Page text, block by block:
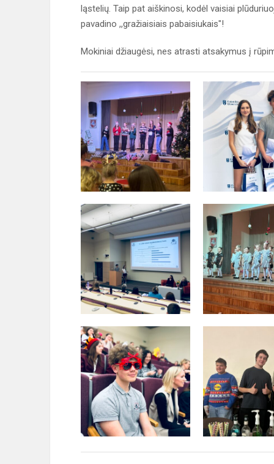
ląstelių. Taip pat aiškinosi, kodėl vaisiai
pavadino ,,gražiaisiais pabaisiukais"!
Mokiniai džiaugėsi, nes atrasti atsakymus į